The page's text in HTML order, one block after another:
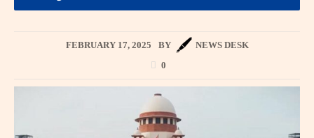
FEBRUARY 17, 2025 BY
NEWS DESK
0